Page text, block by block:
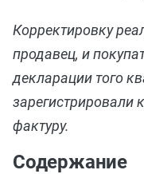
Корректировку
продавец, и
декларации того
зарегистрировали
фактуру.
Содержание